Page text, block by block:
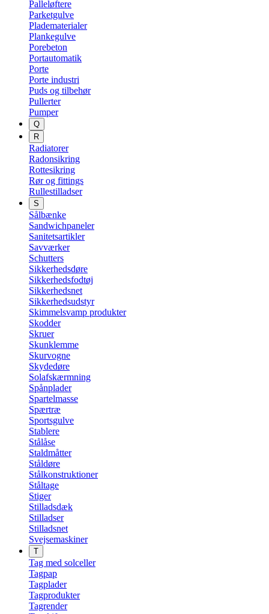
Palleløftere
Parketgulve
Pladematerialer
Plankegulve
Porebeton
Portautomatik
Porte
Porte industri
Puds og tilbehør
Pullerter
Pumper
Q
R
Radiatorer
Radonsikring
Rottesikring
Rør og fittings
Rullestilladser
S
Sålbænke
Sandwichpaneler
Sanitetsartikler
Savværker
Schutters
Sikkerhedsdøre
Sikkerhedsfodtøj
Sikkerhedsnet
Sikkerhedsudstyr
Skimmelsvamp produkter
Skodder
Skruer
Skunklemme
Skurvogne
Skydedøre
Solafskærmning
Spånplader
Spartelmasse
Spærtræ
Sportsgulve
Stablere
Stålåse
Staldmåtter
Ståldøre
Stålkonstruktioner
Ståltage
Stiger
Stilladsdæk
Stilladser
Stilladsnet
Svejsemaskiner
T
Tag med solceller
Tagpap
Tagplader
Tagprodukter
Tagrender